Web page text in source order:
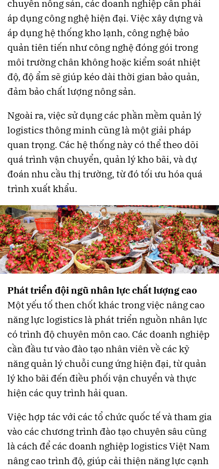
chuyển nông sản, các doanh nghiệp cần phải
áp dụng công nghệ hiện đại. Việc xây dựng và
áp dụng hệ thống kho lạnh, công nghệ bảo
quản tiên tiến như công nghệ đóng gói trong
môi trường chân không hoặc kiểm soát nhiệt
độ, độ ẩm sẽ giúp kéo dài thời gian bảo quản,
đảm bảo chất lượng nông sản.
Ngoài ra, việc sử dụng các phần mềm quản lý
logistics thông minh cũng là một giải pháp
quan trọng. Các hệ thống này có thể theo dõi
quá trình vận chuyển, quản lý kho bãi, và dự
đoán nhu cầu thị trường, từ đó tối ưu hóa quá
trình xuất khẩu.
Phát triển đội ngũ nhân lực chất lượng cao
Một yếu tố then chốt khác trong việc nâng cao
năng lực logistics là phát triển nguồn nhân lực
có trình độ chuyên môn cao. Các doanh nghiệp
cần đầu tư vào đào tạo nhân viên về các kỹ
năng quản lý chuỗi cung ứng hiện đại, từ quản
lý kho bãi đến điều phối vận chuyển và thực
hiện các quy trình hải quan.
Việc hợp tác với các tổ chức quốc tế và tham gia
vào các chương trình đào tạo chuyên sâu cũng
là cách để các doanh nghiệp logistics Việt Nam
nâng cao trình độ, giúp cải thiện năng lực cạnh